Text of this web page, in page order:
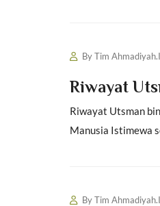
ByTim
Riwayat
Riwayat Utsman
Manusia Istimewa
ByTim